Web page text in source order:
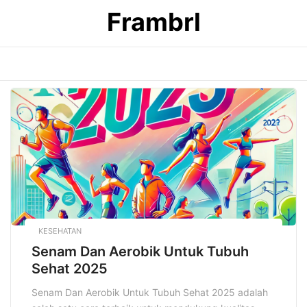
Frambrl
KESEHATAN
Senam Dan Aerobik Untuk Tubuh
Sehat 2025
Senam Dan Aerobik Untuk Tubuh Sehat 2025 adalah